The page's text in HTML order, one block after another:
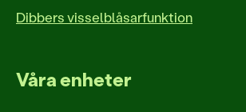
Dibbers visselblåsarfunktion
Våra enheter